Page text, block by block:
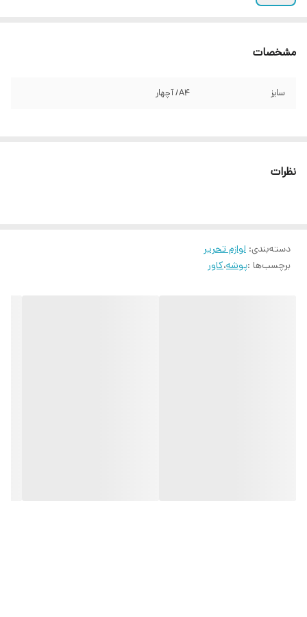
مشخصات
سایز A4/ آچهار
نظرات
دسته‌بندی: لوازم تحریر
برچسب‌ها :پوشه،کاور